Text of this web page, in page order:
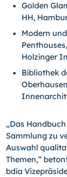
Golden
HH,
Modern
Holzinger
Bibliothek
„Das
Sammlung zu
Auswahl
Themen,“
bdia